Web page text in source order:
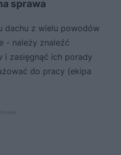
sprawa
dachu z wielu powodów
- należy znaleźć
i zasięgnąć ich porady
do pracy (ekipa